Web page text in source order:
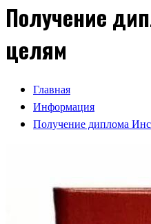
Получение
целям
Главная
Информация
Получение диплома